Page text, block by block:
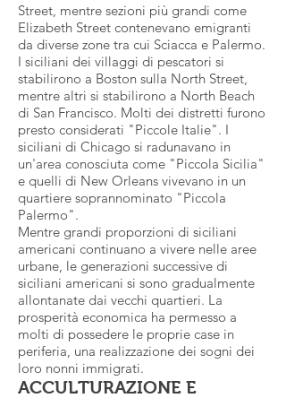
Street, mentre sezioni più grandi come
Elizabeth Street contenevano emigranti
da diverse zone tra cui Sciacca e Palermo.
I siciliani dei villaggi di pescatori si
stabilirono a Boston sulla North Street,
mentre altri si stabilirono a North Beach
di San Francisco. Molti dei distretti furono
presto considerati "Piccole Italie". I
siciliani di Chicago si radunavano in
un'area conosciuta come "Piccola Sicilia"
e quelli di New Orleans vivevano in un
quartiere soprannominato "Piccola
Palermo".
Mentre grandi proporzioni di siciliani
americani continuano a vivere nelle aree
urbane, le generazioni successive di
siciliani americani si sono gradualmente
allontanate dai vecchi quartieri. La
prosperità economica ha permesso a
molti di possedere le proprie case in
periferia, una realizzazione dei sogni dei
loro nonni immigrati.
ACCULTURAZIONE E